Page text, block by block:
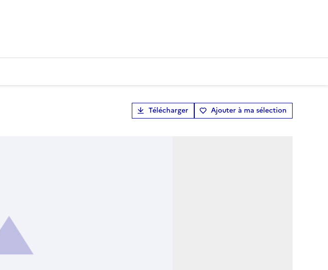
Télécharger Ajouter à ma sélection